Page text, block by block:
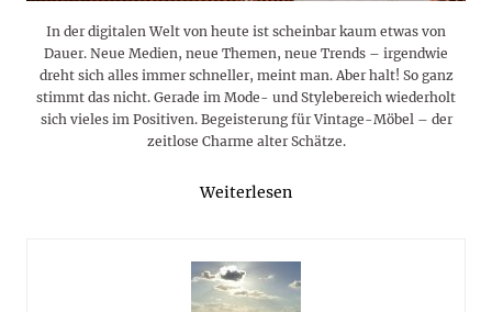
In der digitalen Welt von heute ist scheinbar kaum etwas von
Dauer. Neue Medien, neue Themen, neue Trends – irgendwie
dreht sich alles immer schneller, meint man. Aber halt! So ganz
stimmt das nicht. Gerade im Mode- und Stylebereich wiederholt
sich vieles im Positiven. Begeisterung für Vintage-Möbel – der
zeitlose Charme alter Schätze.
Weiterlesen